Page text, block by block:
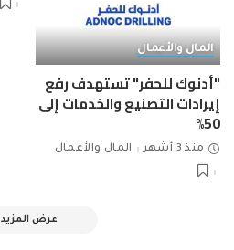
المال والأعمال
"أدنوك للحفر" تستهدف رفع
إيرادات التصنيع والخدمات إلى
50%
منذ 3 أشهر المال والأعمال
عرض المزيد